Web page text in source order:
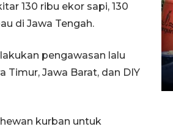
130 ribu ekor sapi, 130
di Jawa Tengah.
pengawasan lalu
Timur, Jawa Barat, dan DIY
kurban untuk
memuncak, air
20:07 WIB